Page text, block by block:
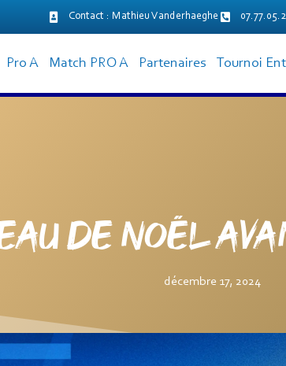
Contact : Mathieu Vanderhaeghe
Pro A Match PRO A Partenaires Tournoi
DE NOËL
décembre 17, 2024